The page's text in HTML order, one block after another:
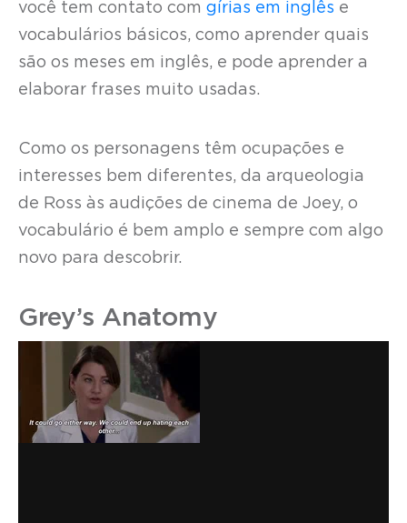
você tem contato com gírias em inglês e
vocabulários básicos, como aprender quais
são os meses em inglês, e pode aprender a
elaborar frases muito usadas.
Como os personagens têm ocupações e
interesses bem diferentes, da arqueologia
de Ross às audições de cinema de Joey, o
vocabulário é bem amplo e sempre com algo
novo para descobrir.
Grey’s Anatomy